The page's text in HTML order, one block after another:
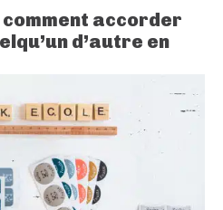
comment accorder
d’autre en